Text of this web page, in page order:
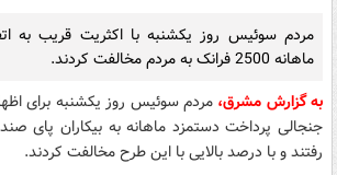
مردم سوئیس روز یکشنبه با اکثریت قریب به
ماهانه 2500 فرانک به مردم مخالفت کردند.
به گزارش مشرق، مردم سوئیس روز یکشنبه برای
جنجالی پرداخت دستمزد ماهانه به بیکاران پای
رفتند و با درصد بالایی با این طرح مخالفت کردند.